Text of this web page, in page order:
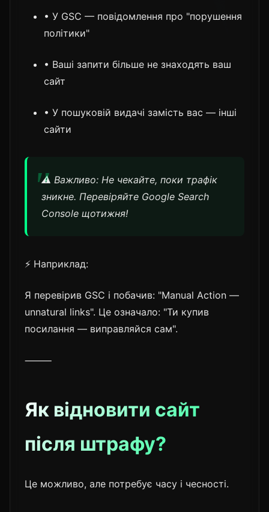
• У GSC — повідомлення про "порушення
політики"
• Ваші запити більше не знаходять ваш
сайт
• У пошуковій видачі замість вас — інші
сайти
⚠️ Важливо: Не чекайте, поки трафік
зникне. Перевіряйте Google Search
Console щотижня!
⚡ Наприклад:
Я перевірив GSC і побачив: "Manual Action —
unnatural links". Це означало: "Ти купив
посилання — виправляйся сам".
⸻
Як відновити сайт
після штрафу?
Це можливо, але потребує часу і чесності.